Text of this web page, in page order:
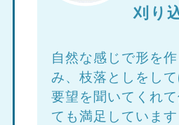
刈り
自然な感じで形を
み、枝落としをし
要望を聞いてくれ
ても満足しています